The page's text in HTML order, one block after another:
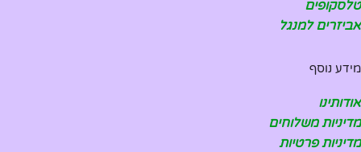
טלסקופים
אביזרים למנגל
מידע נוסף
אודותינו
מדיניות משלוחים
מדיניות פרטיות